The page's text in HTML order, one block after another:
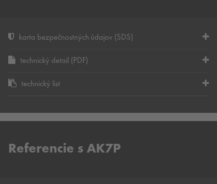
karta bezpečnostných údajov (SDS)
technický detail (PDF)
technický list
Referencie s AK7P